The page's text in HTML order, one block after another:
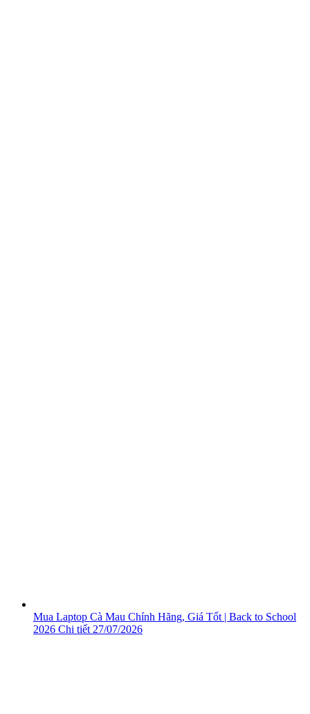
Mua Laptop Cà Mau Chính Hãng, Giá Tốt | Back to School
2026 Chi tiết 27/07/2026